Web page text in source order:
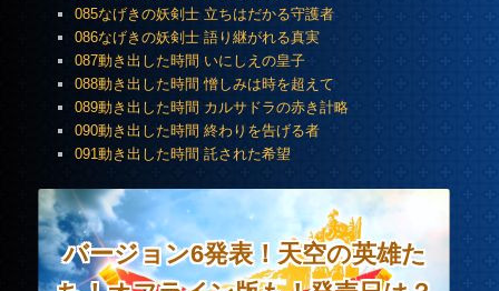
085なげきの妖剣士 立ちはだかる守護者
086なげきの妖剣士 語り継がれる真実
087動き出した時間 いにしえの皇子
088動き出した時間 憎しみは時を超えて
089動き出した時間 カルサドラの赤き計略
090動き出した時間 終わりを告げる者
091動き出した時間 託された希望
バージョン6発表！天空の英雄た